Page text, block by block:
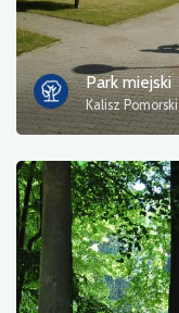
Park miejski
Kalisz Pomorski
sortieren nach
OK